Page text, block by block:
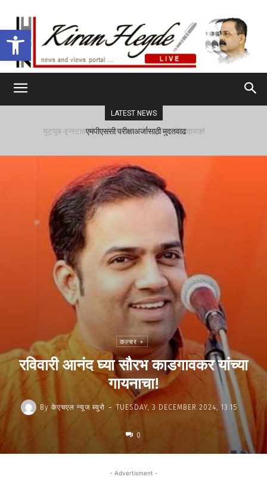
Open toolbar
LATEST NEWS
एमपीएससी परीक्षाअर्जासाठी मुदतवाढ
कल्चर +
रविवारी आनंद घ्या सौरभ काडगावकर यांच्या
गायनाचा!
By केएचएल न्यूज ब्युरो - TUESDAY, 3 DECEMBER 2024, 13:15
0
- Advertisment -